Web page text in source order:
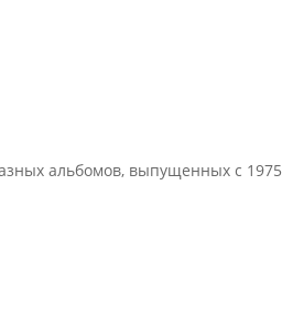
альбомов, выпущенных с 1975